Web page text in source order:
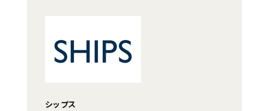
シップス